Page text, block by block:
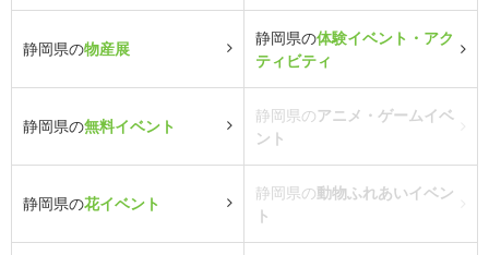
静岡県の物産展
静岡県の体験イベント・アク
ティビティ
静岡県の無料イベント
静岡県のアニメ・ゲームイベ
ント
静岡県の花イベント
静岡県の動物ふれあいイベン
ト